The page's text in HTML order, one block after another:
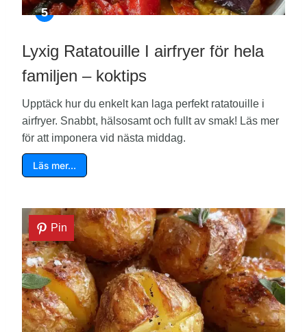
Lyxig Ratatouille I airfryer för hela
familjen – koktips
Upptäck hur du enkelt kan laga perfekt ratatouille i
airfryer. Snabbt, hälsosamt och fullt av smak! Läs mer
för att imponera vid nästa middag.
Läs mer…
Pin